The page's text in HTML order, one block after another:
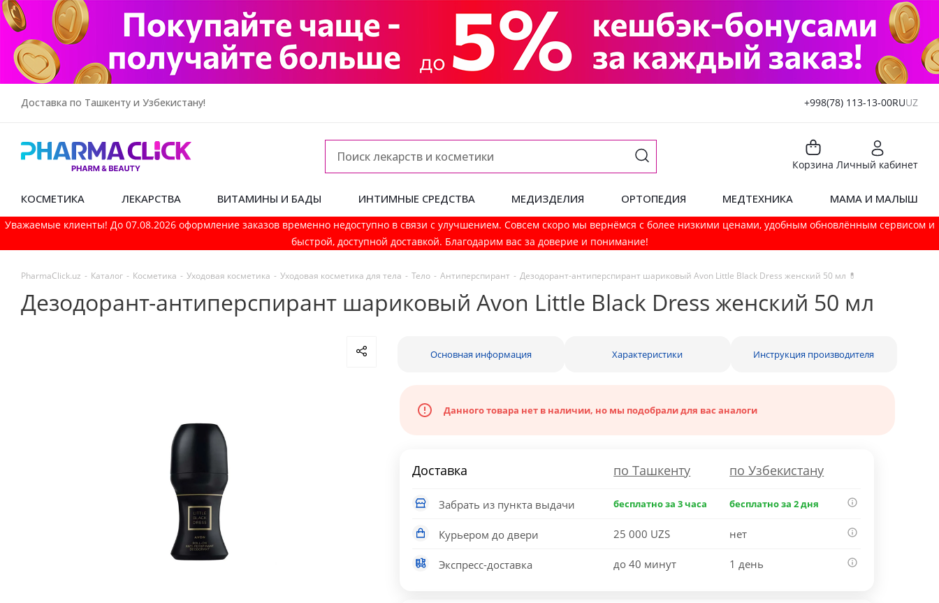
Доставка по Ташкенту и Узбекистану! +998(78) 113-13-00RUUZ
Корзина Личный кабинет
КОСМЕТИКА ЛЕКАРСТВА ВИТАМИНЫ И БАДЫ ИНТИМНЫЕ СРЕДСТВА МЕДИЗДЕЛИЯ ОРТОПЕДИЯ МЕДТЕХНИКА МАМА И МАЛЫШ
Уважаемые клиенты! До 07.08.2026 оформление заказов временно недоступно в связи с улучшением. Совсем скоро мы вернёмся с более низкими ценами, удобным обновлённым сервисом и
быстрой, доступной доставкой. Благодарим вас за доверие и понимание!
PharmaСlick.uz - Каталог - Косметика - Уходовая косметика - Уходовая косметика для тела - Тело - Антиперспирант - Дезодорант-антиперспирант шариковый Avon Little Black Dress женский 50 мл 💊
Дезодорант-антиперспирант шариковый Avon Little Black Dress женский 50 мл
Основная информация Характеристики Инструкция производителя
Данного товара нет в наличии, но мы подобрали для вас аналоги
Доставка по Ташкенту по Узбекистану
Забрать из пункта выдачи бесплатно за 3 часа бесплатно за 2 дня
Курьером до двери 25 000 UZS нет
Экспресс-доставка до 40 минут 1 день